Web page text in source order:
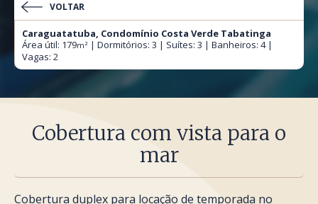
VOLTAR
Caraguatatuba, Condomínio Costa Verde Tabatinga
Área útil: 179m² | Dormitórios: 3 | Suítes: 3 | Banheiros: 4 |
Vagas: 2
Cobertura com vista para o
mar
Cobertura duplex para locação de temporada no